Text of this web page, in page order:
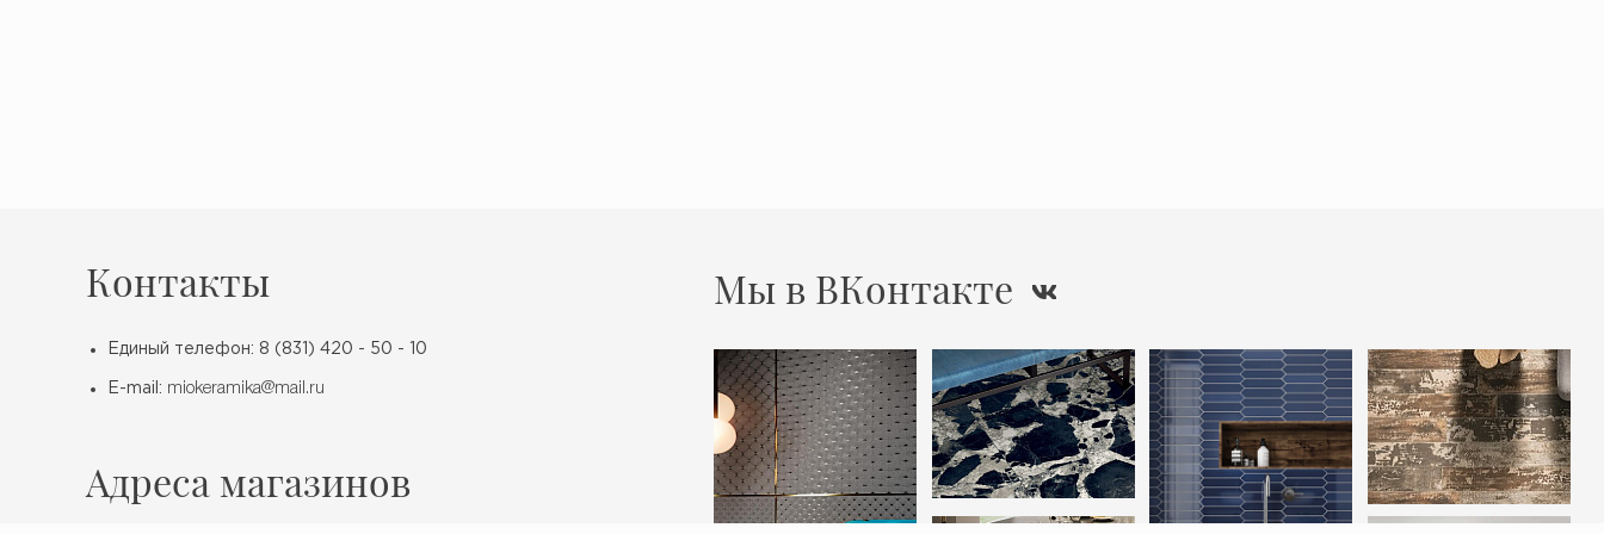
Контакты
Единый телефон: 8 (831) 420 - 50 - 10
E-mail: miokeramika@mail.ru
Адреса магазинов
Мы в ВКонтакте